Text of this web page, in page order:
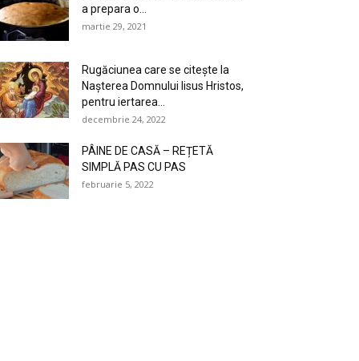
a prepara o...
martie 29, 2021
Rugăciunea care se citeşte la
Naşterea Domnului Iisus Hristos,
pentru iertarea...
decembrie 24, 2022
PÂINE DE CASĂ – REȚETĂ
SIMPLĂ PAS CU PAS
februarie 5, 2022